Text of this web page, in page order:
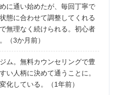
に通い始めたが、毎回丁寧で
態に合わせて調整してくれる
無理なく続けられる。初心者
（3か月前）
ム。無料カウンセリングで豊
い人柄に決めて通うことに。
化している。（1年前）